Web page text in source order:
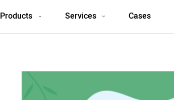
Products Services Cases